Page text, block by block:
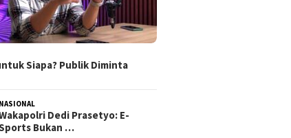
Siapa? Publik Diminta
NASIONAL
Dedi Prasetyo: E-
Bukan …